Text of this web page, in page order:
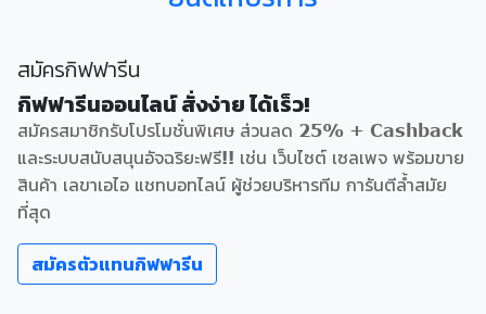
สมัครกิฟฟารีน
กิฟฟารีนออนไลน์ สั่งง่าย ได้เร็ว!
สมัครสมาชิกรับโปรโมชั่นพิเศษ ส่วนลด 25% + Cashback
และระบบสนับสนุนอัจฉริยะฟรี!! เช่น เว็บไซต์ เซลเพจ พร้อมขาย
สินค้า เลขาเอไอ แชทบอทไลน์ ผู้ช่วยบริหารทีม การันตีล้ำสมัย
ที่สุด
สมัครตัวแทนกิฟฟารีน